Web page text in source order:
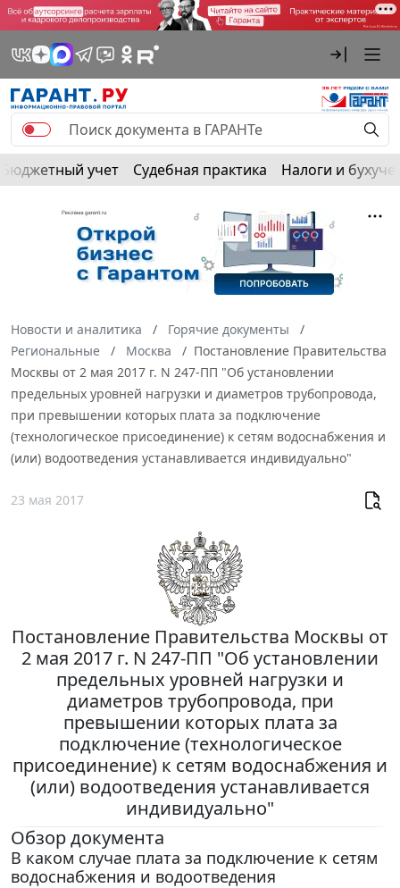
Бюджетный учет Судебная практика Налоги и
Новости и аналитика
Горячие документы
Региональные
Москва
Постановление Правительства
Москвы от 2 мая 2017 г. N 247-ПП "Об установлении
предельных уровней нагрузки и диаметров трубопровода,
при превышении которых плата за подключение
(технологическое присоединение) к сетям водоснабжения и
(или) водоотведения устанавливается индивидуально"
23 мая 2017
Постановление Правительства Москвы от
2 мая 2017 г. N 247-ПП "Об установлении
предельных уровней нагрузки и
диаметров трубопровода, при
превышении которых плата за
подключение (технологическое
присоединение) к сетям водоснабжения и
(или) водоотведения устанавливается
индивидуально"
Обзор документа
В каком случае плата за подключение к сетям
водоснабжения и водоотведения